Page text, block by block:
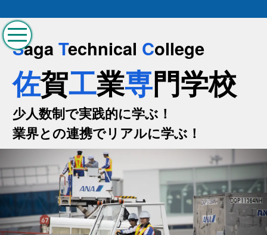
SagaTechnical College
佐賀工業専門学校
少人数制で実践的に学ぶ！
業界との連携でリアルに学ぶ！